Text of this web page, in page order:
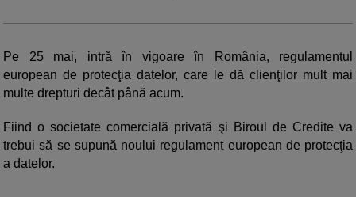
Pe 25 mai, intră în vigoare în România, regulamentul
european de protecţia datelor, care le dă clienţilor mult mai
multe drepturi decât până acum.
Fiind o societate comercială privată şi Biroul de Credite va
trebui să se supună noului regulament european de protecţia
a datelor.